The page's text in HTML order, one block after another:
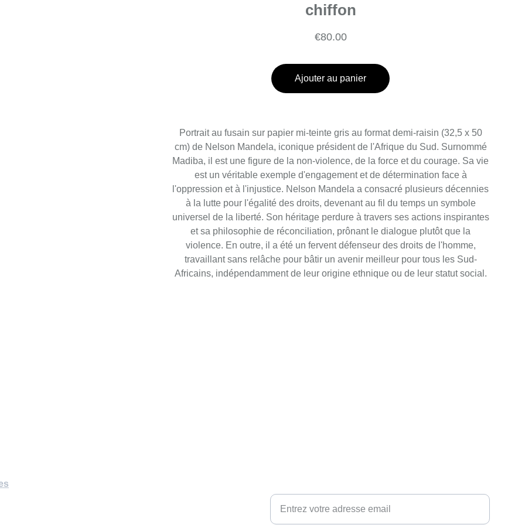
chiffon
€80.00
Ajouter au panier
Portrait au fusain sur papier mi-teinte gris au format demi-raisin (32,5 x 50
cm) de Nelson Mandela, iconique président de l'Afrique du Sud. Surnommé
Madiba, il est une figure de la non-violence, de la force et du courage. Sa vie
est un véritable exemple d'engagement et de détermination face à
l'oppression et à l'injustice. Nelson Mandela a consacré plusieurs décennies
à la lutte pour l'égalité des droits, devenant au fil du temps un symbole
universel de la liberté. Son héritage perdure à travers ses actions inspirantes
et sa philosophie de réconciliation, prônant le dialogue plutôt que la
violence. En outre, il a été un fervent défenseur des droits de l'homme,
travaillant sans relâche pour bâtir un avenir meilleur pour tous les Sud-
Africains, indépendamment de leur origine ethnique ou de leur statut social.